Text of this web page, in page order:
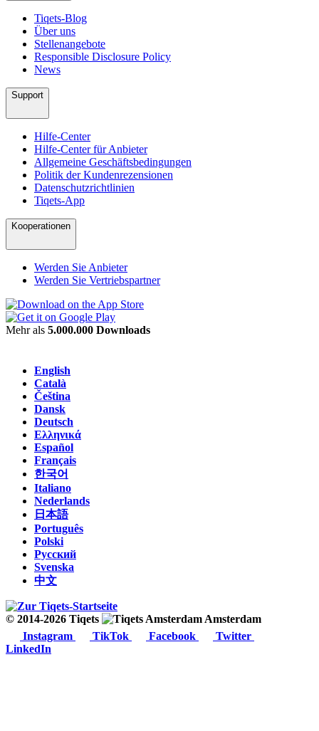
Tiqets-Blog
Über uns
Stellenangebote
Responsible Disclosure Policy
News
Support
Hilfe-Center
Hilfe-Center für Anbieter
Allgemeine Geschäftsbedingungen
Politik der Kundenrezensionen
Datenschutzrichtlinien
Tiqets-App
Kooperationen
Werden Sie Anbieter
Werden Sie Vertriebspartner
Mehr als 5.000.000 Downloads
English
Català
Čeština
Dansk
Deutsch
Ελληνικά
Español
Français
한국어
Italiano
Nederlands
日本語
Português
Polski
Русский
Svenska
中文
© 2014-2026 Tiqets
Amsterdam
Instagram
TikTok Facebook
Twitter
LinkedIn